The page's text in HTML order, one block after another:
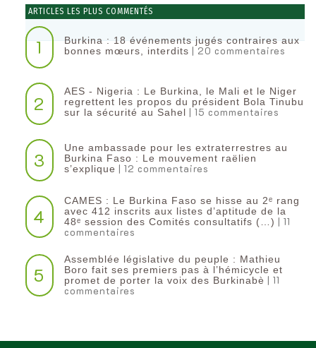
ARTICLES LES PLUS COMMENTÉS
1
Burkina : 18 événements jugés contraires aux
bonnes mœurs, interdits | 20 commentaires
2
AES - Nigeria : Le Burkina, le Mali et le Niger
regrettent les propos du président Bola Tinubu
sur la sécurité au Sahel | 15 commentaires
3
Une ambassade pour les extraterrestres au
Burkina Faso : Le mouvement raëlien
s’explique | 12 commentaires
4
CAMES : Le Burkina Faso se hisse au 2ᵉ rang
avec 412 inscrits aux listes d’aptitude de la
48ᵉ session des Comités consultatifs (…) | 11
commentaires
5
Assemblée législative du peuple : Mathieu
Boro fait ses premiers pas à l’hémicycle et
promet de porter la voix des Burkinabè | 11
commentaires